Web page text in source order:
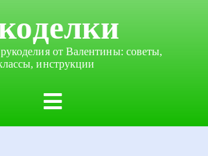
от Валентины: советы,
инструкции